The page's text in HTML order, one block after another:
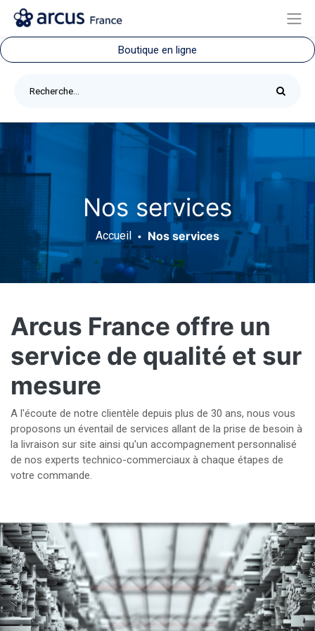
Boutique en ligne
Nos services
Accueil Nos services
Arcus France offre un
service de qualité et sur
mesure
A l'écoute de notre clientèle depuis plus de 30 ans, nous vous
proposons un éventail de services allant de la prise de besoin à
la livraison sur site ainsi qu'un accompagnement personnalisé
de nos experts technico-commerciaux à chaque étapes de
votre commande.